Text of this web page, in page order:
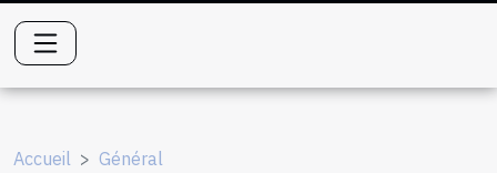
Accueil
Général